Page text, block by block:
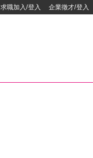
求職加入/登入 企業徵才/登入